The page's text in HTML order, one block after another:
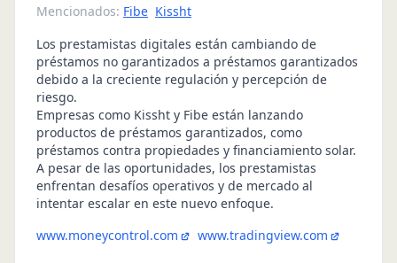
Mencionados: Fibe Kissht
Los prestamistas digitales están cambiando de
préstamos no garantizados a préstamos garantizados
debido a la creciente regulación y percepción de
riesgo.
Empresas como Kissht y Fibe están lanzando
productos de préstamos garantizados, como
préstamos contra propiedades y financiamiento solar.
A pesar de las oportunidades, los prestamistas
enfrentan desafíos operativos y de mercado al
intentar escalar en este nuevo enfoque.
www.moneycontrol.com
www.tradingview.com